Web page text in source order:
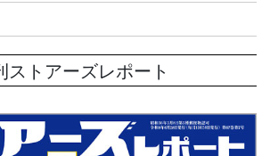
ストアーズレポート